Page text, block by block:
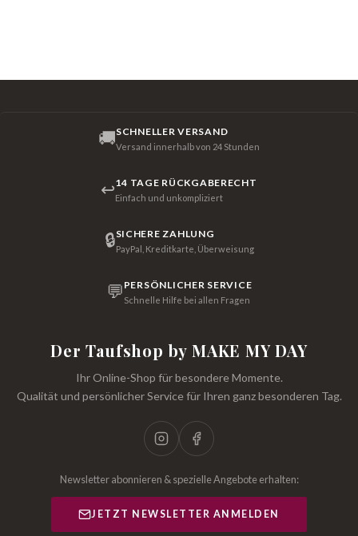
🚚SCHNELLER VERSAND
Versand innerhalb von 24 Stunden
↩14 TAGE RÜCKGABERECHT
Einfach und unkompliziert
🔒SICHERE ZAHLUNG
PayPal, Kreditkarte, Überweisung
💬 PERSÖNLICHER SERVICE
Schnelle Hilfe bei allen Fragen
Der Taufshop by MAKE MY DAY
Ihr Online-Shop für besondere Momente.
Qualität und persönlicher Service für Ihren ganz besonderen Tag.
Newsletter abonnieren & spezielle Angebote erhalten:
JETZT NEWSLETTER ANMELDEN